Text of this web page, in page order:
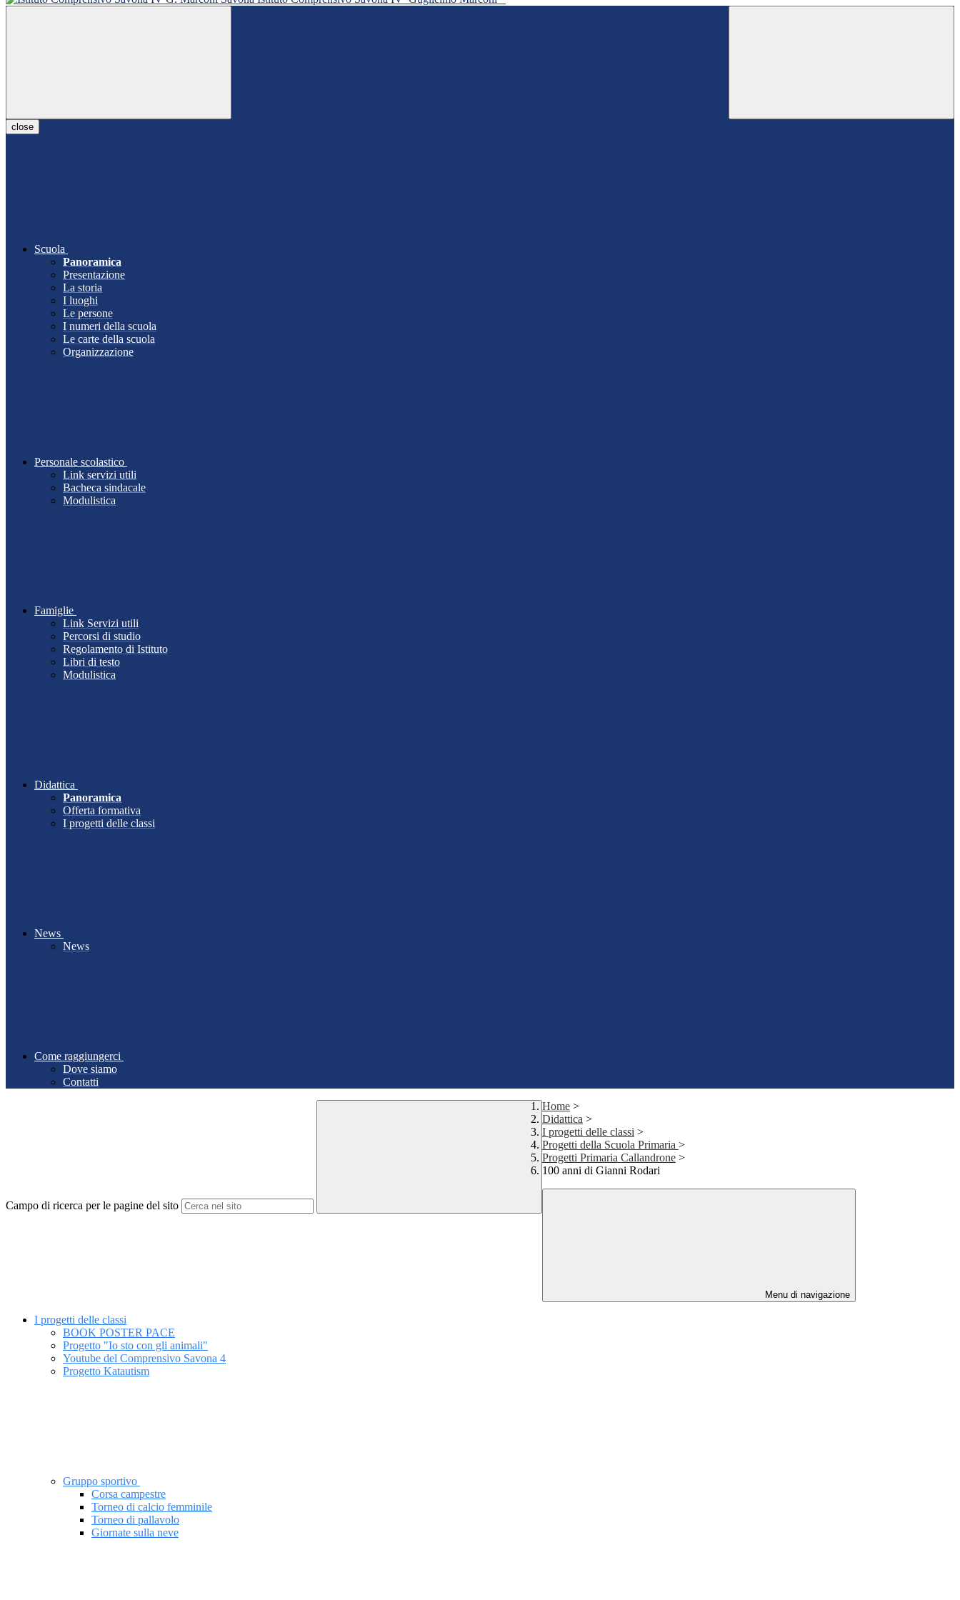
close
Scuola
Panoramica
Presentazione
La storia
I luoghi
Le persone
I numeri della scuola
Le carte della scuola
Organizzazione
Personale scolastico
Link servizi utili
Bacheca sindacale
Modulistica
Famiglie
Link Servizi utili
Percorsi di studio
Regolamento di Istituto
Libri di testo
Modulistica
Didattica
Panoramica
Offerta formativa
I progetti delle classi
News
News
Come raggiungerci
Dove siamo
Contatti
Campo di ricerca per le pagine del sito
Home >
Didattica >
I progetti delle classi >
Progetti della Scuola Primaria >
Progetti Primaria Callandrone >
100 anni di Gianni Rodari
Menu di navigazione
I progetti delle classi
BOOK POSTER PACE
Progetto "Io sto con gli animali"
Youtube del Comprensivo Savona 4
Progetto Katautism
Gruppo sportivo
Corsa campestre
Torneo di calcio femminile
Torneo di pallavolo
Giornate sulla neve